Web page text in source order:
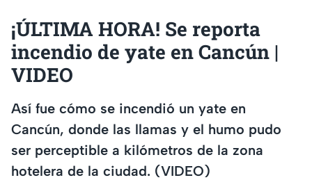
¡ÚLTIMA HORA! Se reporta
incendio de yate en Cancún |
VIDEO
Así fue cómo se incendió un yate en
Cancún, donde las llamas y el humo pudo
ser perceptible a kilómetros de la zona
hotelera de la ciudad. (VIDEO)